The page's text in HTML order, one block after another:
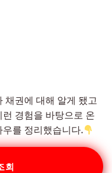
채권에 대해 알게 됐고
경험을 바탕으로 온
를 정리했습니다.
회